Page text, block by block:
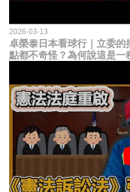
2026-03-13
卓榮泰日本看球行｜立委
點都不奇怪？為何說這是一